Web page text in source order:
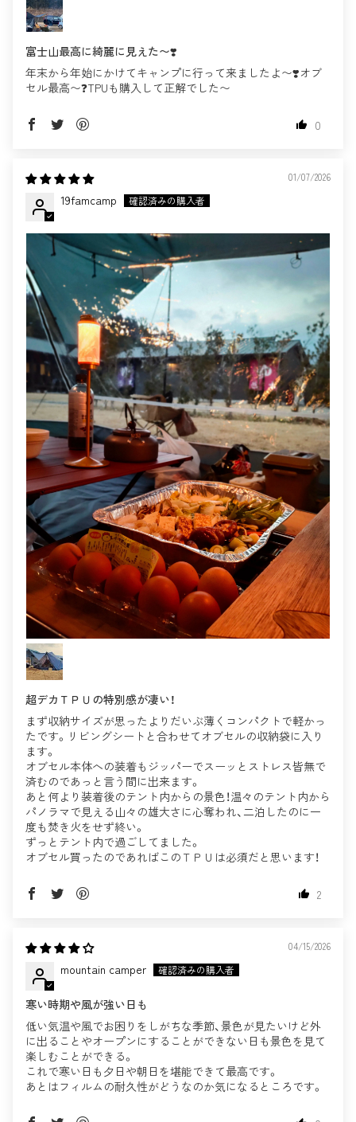
富士山最高に綺麗に見えた〜❣️
年末から年始にかけてキャンプに行って来ましたよ〜❣️オブ
セル最高〜❓TPUも購入して正解でした〜
0
01/07/2026
19famcamp
超デカＴＰＵの特別感が凄い！
まず収納サイズが思ったよりだいぶ薄くコンパクトで軽かっ
たです。リビングシートと合わせてオブセルの収納袋に入り
ます。
オブセル本体への装着もジッパーでスーッとストレス皆無で
済むのであっと言う間に出来ます。
あと何より装着後のテント内からの景色！温々のテント内から
パノラマで見える山々の雄大さに心奪われ、二泊したのに一
度も焚き火をせず終い。
ずっとテント内で過ごしてました。
オブセル買ったのであればこのＴＰＵは必須だと思います！
2
04/15/2026
mountain camper
寒い時期や風が強い日も
低い気温や風でお困りをしがちな季節、景色が見たいけど外
に出ることやオープンにすることができない日も景色を見て
楽しむことができる。
これで寒い日も夕日や朝日を堪能できて最高です。
あとはフィルムの耐久性がどうなのか気になるところです。